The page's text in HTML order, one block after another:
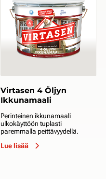
Virtasen 4 Öljyn
Ikkunamaali
Perinteinen ikkunamaali
ulkokäyttöön tuplasti
paremmalla peittävyydellä.
Lue lisää